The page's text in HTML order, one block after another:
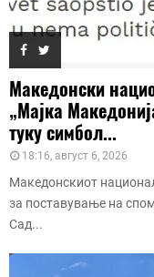
Македонски
„Мајка
туку симбол...
18:16, август 6, 2026
Македонскиот
за поставување на
Сад...